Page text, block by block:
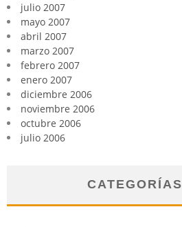
julio 2007
mayo 2007
abril 2007
marzo 2007
febrero 2007
enero 2007
diciembre 2006
noviembre 2006
octubre 2006
julio 2006
CATEGORÍAS